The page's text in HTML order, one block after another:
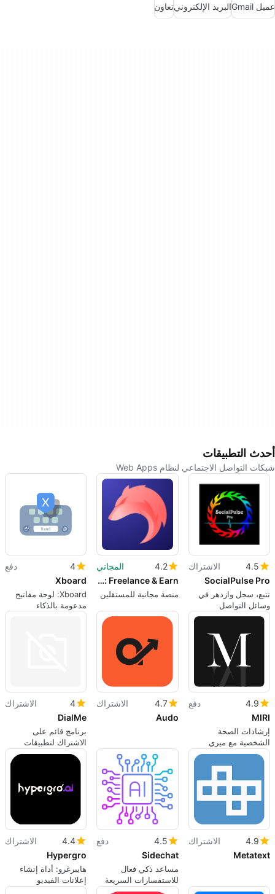
عميل Gmail البريد الإلكترونيتعاون
أحدث التطبيقات
شبكات التواصل الاجتماعي لنظام Web Apps
4.5
الاشتراك
SocialPulse Pro
تتبع، سجل وازدهر في
وسائل التواصل
الاجتماعي الخاصة بك -
4.2
المجاني
Feedcoyote: Freelance & Earn
منصة مجانية للمستقلين
4
دفع
Xboard
Xboard: لوحة مفاتيح
مدعومة بالذكاء
الاصطناعي لتعزيز
4.9
دفع
MIRI
إرشادات الصحة
الشخصية مع ميري
4.7
الاشتراك
Audo
4
الاشتراك
DialMe
برنامج قائم على
الاشتراك لتطبيقات
الويب، بواسطة dialme.
4.9
الاشتراك
Metatext
4.5
دفع
Sidechat
مساعد ذكي فعال
للاستفسارات السريعة
4.4
الاشتراك
Hypergro
هايبرغرو: أداة إنشاء
إعلانات الفيديو
المدعومة بالذكاء